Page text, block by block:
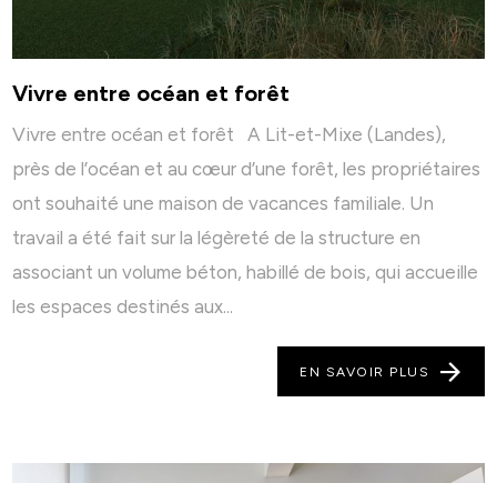
Vivre entre océan et forêt
Vivre entre océan et forêt A Lit-et-Mixe (Landes),
près de l’océan et au cœur d’une forêt, les propriétaires
ont souhaité une maison de vacances familiale. Un
travail a été fait sur la légèreté de la structure en
associant un volume béton, habillé de bois, qui accueille
les espaces destinés aux...
EN SAVOIR PLUS